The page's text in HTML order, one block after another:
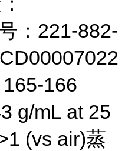
：221-882-
166
g/mL at 25
(vs air)蒸